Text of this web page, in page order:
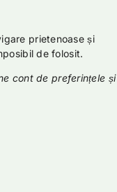
prietenoase și
de folosit.
cont de preferințele și